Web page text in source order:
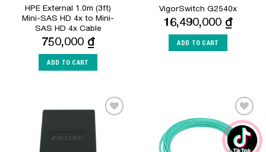
HPE External 1.0m (3ft)
Mini-SAS HD 4x to Mini-
SAS HD 4x Cable
750,000 ₫
ADD TO CART
VigorSwitch G2540x
16,490,000 ₫
ADD TO CART
Wishlist
Add to
Wishlist